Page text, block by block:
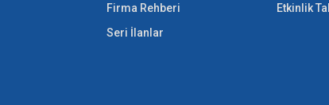
Firma Rehberi
Seri İlanlar
Etkinlik